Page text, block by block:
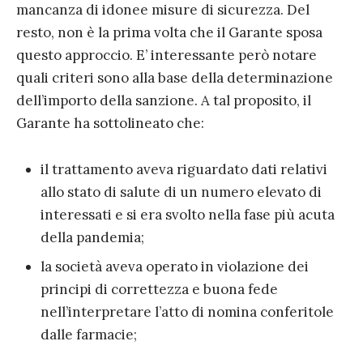
mancanza di idonee misure di sicurezza. Del
resto, non è la prima volta che il Garante sposa
questo approccio. E’ interessante però notare
quali criteri sono alla base della determinazione
dell’importo della sanzione. A tal proposito, il
Garante ha sottolineato che:
il trattamento aveva riguardato dati relativi
allo stato di salute di un numero elevato di
interessati e si era svolto nella fase più acuta
della pandemia;
la società aveva operato in violazione dei
principi di correttezza e buona fede
nell’interpretare l’atto di nomina conferitole
dalle farmacie;